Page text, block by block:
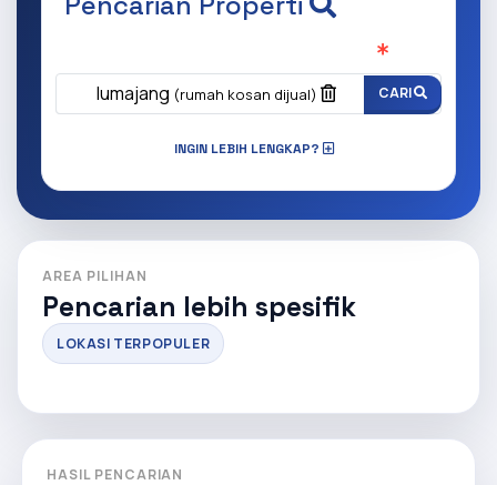
lumajang (rumah kosan dijual) CARI
INGIN LEBIH LENGKAP?
AREA PILIHAN
Pencarian lebih spesifik
LOKASI TERPOPULER
HASIL PENCARIAN